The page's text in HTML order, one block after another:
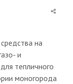
на
и
тепличного
моногорода